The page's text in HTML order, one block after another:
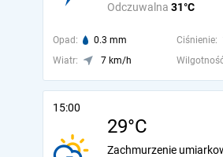
Odczuwalna 31°C
Opad: 0.3 mm Ciśnienie:
Wiatr:
7 km/h
15:00
29°C
Zachmurzenie